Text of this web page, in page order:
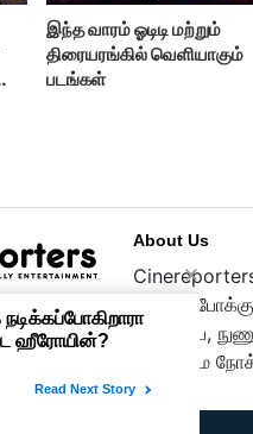
இந்த வாரம் ஓடிடி மற்றும்
திரையரங்கில் வெளியாகும்
படங்கள்
About Us
உழைப்பை,
முதன்மை